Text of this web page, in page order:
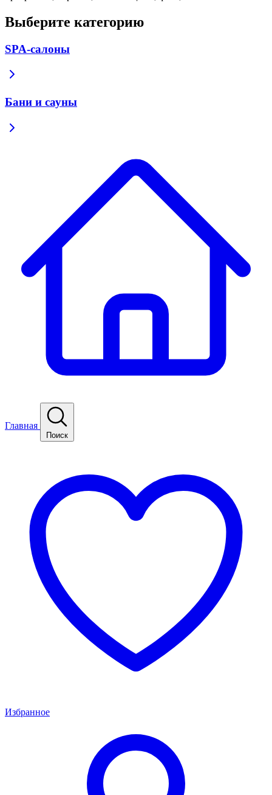
Выберите категорию
SPA-салоны
Бани и сауны
Главная
Поиск
Избранное